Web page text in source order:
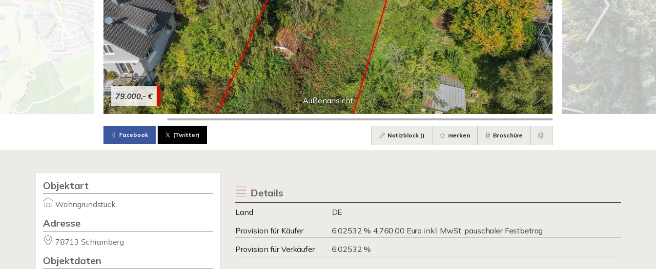
Außenansicht
79.000,- €
Facebook (Twitter) Notizblock () merken Broschüre
Objektart
Wohngrundstück
Adresse
78713 Schramberg
Objektdaten
Details
Land
DE
Provision für Käufer
6.02532 % 4.760,00 Euro inkl. MwSt. pauschaler Festbetrag
Provision für Verkäufer
6.02532 %